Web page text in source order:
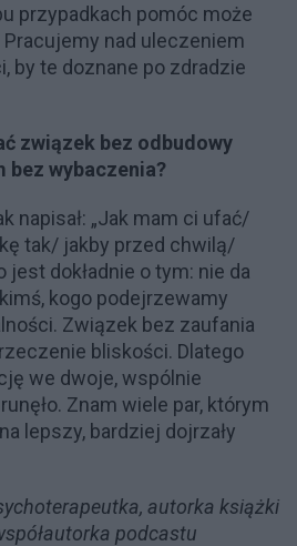
przypadkach pomóc może
nad uleczeniem
by te doznane po zdradzie
związek bez odbudowy
bez wybaczenia?
napisał: „Jak mam ci ufać/
tak/ jakby przed chwilą/
jest dokładnie o tym: nie da
kogo podejrzewamy
Związek bez zaufania
bliskości. Dlatego
we dwoje, wspólnie
Znam wiele par, którym
lepszy, bardziej dojrzały
autorka książki
podcastu